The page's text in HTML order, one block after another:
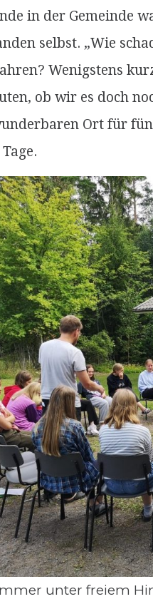
in der Gemeinde
selbst. „Wie
Wenigstens
ob wir es doch
Ort für
unter freiem